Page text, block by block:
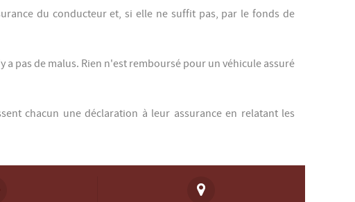
du conducteur et, si elle ne suffit pas, par le fonds de
pas de malus. Rien n'est remboursé pour un véhicule assuré
chacun une déclaration à leur assurance en relatant les